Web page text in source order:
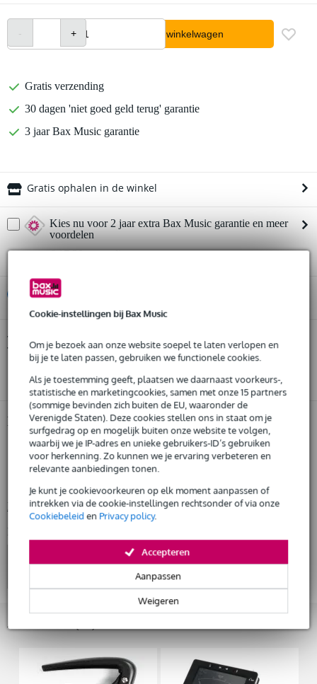
Cookie-instellingen bij Bax Music
Om je bezoek aan onze website soepel te laten verlopen en
bij je te laten passen, gebruiken we functionele cookies.
Als je toestemming geeft, plaatsen we daarnaast voorkeurs-,
statistische en marketingcookies, samen met onze 15 partners
(sommige bevinden zich buiten de EU, waaronder de
Verenigde Staten). Deze cookies stellen ons in staat om je
surfgedrag op en mogelijk buiten onze website te volgen,
waarbij we je IP-adres en unieke gebruikers-ID’s gebruiken
voor herkenning. Zo kunnen we je ervaring verbeteren en
relevante aanbiedingen tonen.
Je kunt je cookievoorkeuren op elk moment aanpassen of
intrekken via de cookie-instellingen rechtsonder of via onze
Cookiebeleiden Privacy policy.
Weigeren
Aanpassen
Accepteren
In winkelwagen
Gratis verzending
30 dagen 'niet goed geld terug' garantie
3 jaar Bax Music garantie
Gratis ophalen in de winkel
Kies nu voor 2 jaar extra Bax Music garantie en meer
voordelen
€ 17,20 eenmalig
Huur dit product
Huur meerdere producten tegelijk: min. € 300,- en max.
€ 2.500,-
Gratisthuisbezorgd of op te halen in de winkel
Al na 4 maanden maandelijks opzegbaar
De mogelijkheid om je product(en) met korting te kopen
Snelle vervanging door Bax Music bij een defect
Huur dit product
Twijfel je of de Yamaha Pacifica 120H TBS elektr. gitaar
Tobacco Brown Sunburstbij je past? Doe de check.
Productinformatie
elektrische gitaar
kleur: bruin sunburst
Bekijk alle productspecificaties